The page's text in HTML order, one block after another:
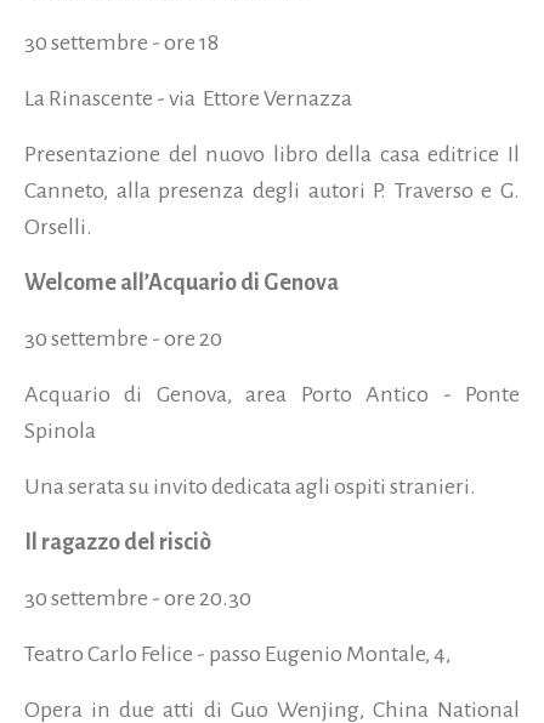
30 settembre - ore 18
La Rinascente - via Ettore Vernazza
Presentazione del nuovo libro della casa editrice Il
Canneto, alla presenza degli autori P. Traverso e G.
Orselli.
Welcome all’Acquario di Genova
30 settembre - ore 20
Acquario di Genova, area Porto Antico - Ponte
Spinola
Una serata su invito dedicata agli ospiti stranieri.
Il ragazzo del risciò
30 settembre - ore 20.30
Teatro Carlo Felice - passo Eugenio Montale, 4,
Opera in due atti di Guo Wenjing, China National